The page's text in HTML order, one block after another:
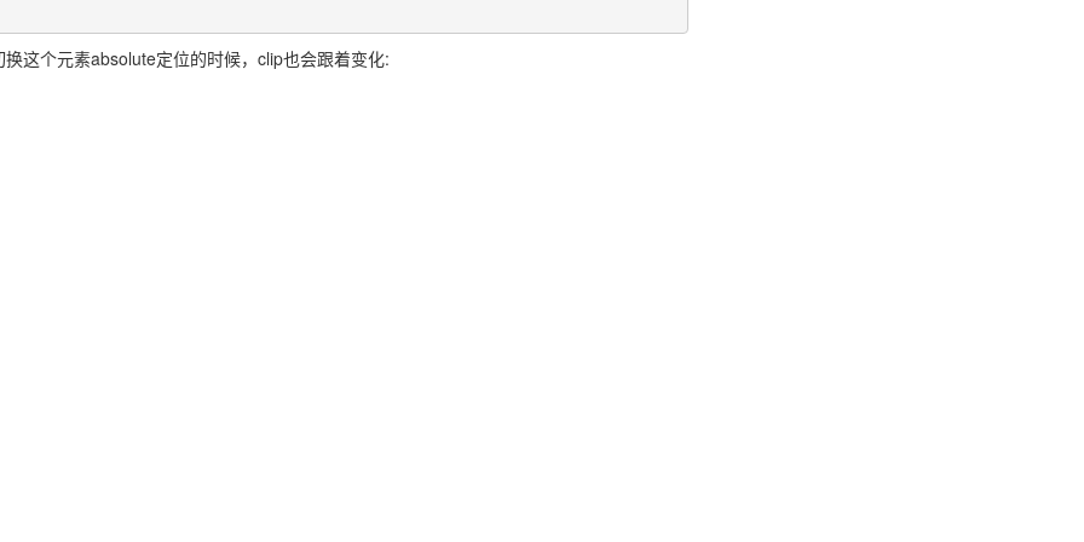
这个元素absolute定位的时候，clip也会跟着变化: